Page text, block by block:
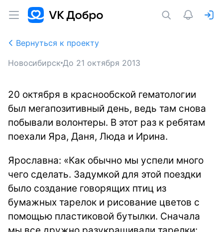
Вернуться к проекту
Новосибирск До 21 октября 2013
20 октября в краснообской гематологии
был мегапозитивный день, ведь там снова
побывали волонтеры. В этот раз к ребятам
поехали Яра, Даня, Люда и Ирина.
Ярославна: «Как обычно мы успели много
чего сделать. Задумкой для этой поездки
было создание говорящих птиц из
бумажных тарелок и рисование цветов с
помощью пластиковой бутылки. Сначала